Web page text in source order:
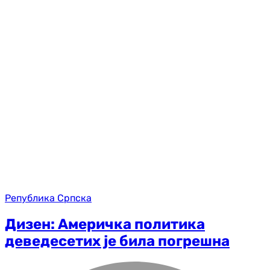
Република Српска
Дизен: Америчка политика
деведесетих је била погрешна